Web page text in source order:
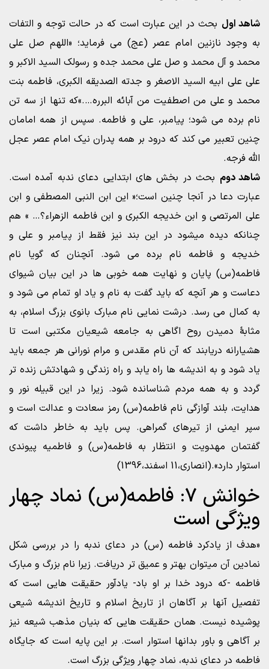
شاهد اول بحث در این عبارت است که در حالت توجه و التفات
به وجود نازنین امام عصر (عج) می فرماید؛ «اللهم صل علی
محمد و آل محمد و صل علی محمد جده و رسولک السید الاکبر و
علی علی ابیه السید الاصغر و جدته الصدیقه الکبری، فاطمه بنت
محمد و علی من اصطفیت من آبائه البرره….»که تنها از سه تن
نام برده می شود؛ پیامبر، علی و فاطمه. سپس از همه امامان
چنین تعبیر می کند که درود بر همه پدران نیک امام عصر عجل
الله فرجه.
شاهد دوم بحث در بخش های ابتدایی دعای ندبه آمده است.
عبارت دعا در آنجا چنین است؛« این ابن النبی المصطفی و ابن
علی المرتصی و ابن خدیجه الکبری و ابن فاطمه الزهراء؟… » هم
چنانکه دیده میشود در این بند نیز فقط از پیامبر و علی و
خدیجه و فاطمه نام برده می شود. آنچنان که گویا نام
فاطمه(س) پایان و نهایت همه خوبی ها در این بیان شیوای
دعاست و هر آنچه که باید گفت به نام و یاد او تمام می شود و
به کمال می رسد. درشت نمایی نام مبارک بانوی بزرگ اسلام، به
مثابۀ دمیدن روح اگاهی به جامعه شیعیان مکتبی است تا
هشیارانه دریابند که آن نام مقدس و مرام نورانی هر جمعه باید
یاد شود و به اندیشه ها راه یابد و راه زندگی و شهادتش زنده تر
گردد و به همه مردم شناسانده شود. زیرا در این قبیله نور و
هدایت، بلند آوازگی نام فاطمه(س) رمز سعادت و عدالت است و
سپر ایمنی از تیرهای گمراهی. پس باید به خاطر داشت که
گفتمان مهدویت و انتظار به فاطمه(س) و فاطمیه پیوندی
استوار دارد».(انصاری،11 اسفند،1396)
خوانش ۷: فاطمه(س) نماد چهار
ویژگی است
«هدف از یادکرد فاطمه (س) در دعای ندبه را در بررسی شکل
نمادین آن میتوان بهتر و عمیق تر دریافت. زیرا نام بزرگ و مبارک
فاطمه -که درود خدا بر او باد- یادآور حقیقت هایی است که
تفصیل آنها بر آگاهان از تاریخ اسلام و تاریخ اندیشه شیعی
پوشیده نیست. همان حقیقت هایی که بنیان مذهب شیعه نیز
بر آگاهی و باور بدانها استوار است. بر این پایه است که جایگاه
فاطمه در دعای ندبه، نماد چهار ویژگی بزرگ است.